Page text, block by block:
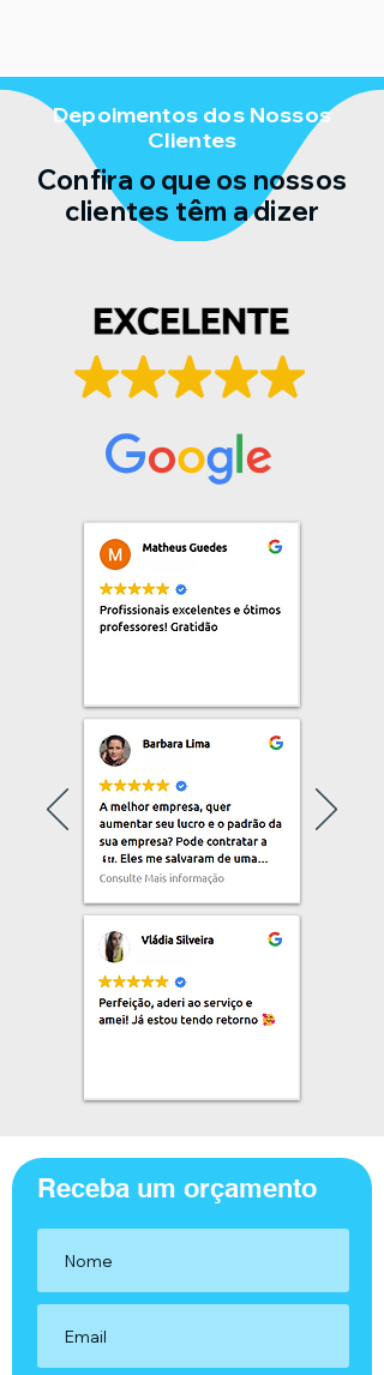
Depoimentos dos Nossos
Clientes
Confira o que os nossos
clientes têm a dizer
Receba um orçamento